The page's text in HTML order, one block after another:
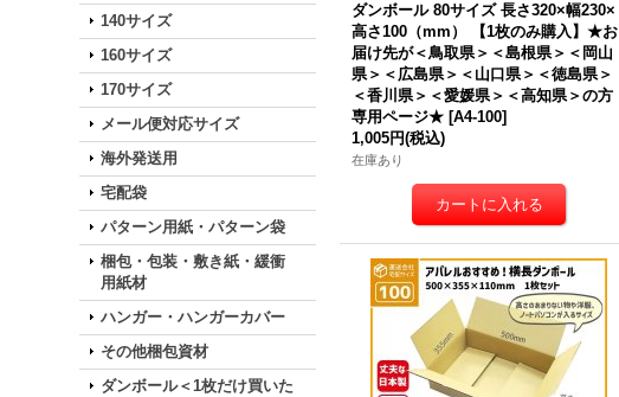
140サイズ
160サイズ
170サイズ
メール便対応サイズ
海外発送用
宅配袋
パターン用紙・パターン袋
梱包・包装・敷き紙・緩衝
用紙材
ハンガー・ハンガーカバー
その他梱包資材
ダンボール＜1枚だけ買いた
ダンボール 80サイズ 長さ320×幅230×
高さ100（mm） 【1枚のみ購入】★お
届け先が＜鳥取県＞＜島根県＞＜岡山
県＞＜広島県＞＜山口県＞＜徳島県＞
＜香川県＞＜愛媛県＞＜高知県＞の方
専用ページ★ [A4-100]
1,005円(税込)
在庫あり